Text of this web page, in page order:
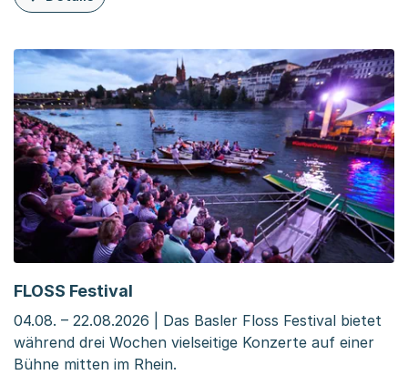
zu dieser Veranstaltung: Allianz Cinema Basel
FLOSS Festival
04.08. – 22.08.2026 | Das Basler Floss Festival bietet
während drei Wochen vielseitige Konzerte auf einer
Bühne mitten im Rhein.